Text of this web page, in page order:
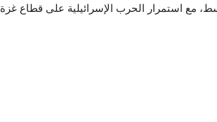
مع استمرار الحرب الإسرائيلية على قطاع غزة